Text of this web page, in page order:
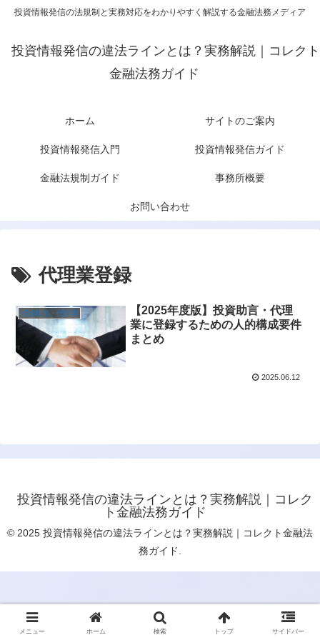
投資情報発信の法規制と実務対応をわかりやすく解説する金融法務メディア
投資情報発信の違法ラインとは？実務解説｜コレクト
金融法務ガイド
ホーム サイトのご案内
投資情報発信入門 投資情報発信ガイド
金融法規制ガイド 事務所概要
お問い合わせ
代理業登録
投資助言・代理業
【2025年度版】投資助言・代理
業に登録するための人的構成要件
まとめ
2025.06.12
投資情報発信の違法ラインとは？実務解説｜コレク
ト金融法務ガイド
© 2025 投資情報発信の違法ラインとは？実務解説｜コレクト金融法
務ガイド.
メニュー ホーム 検索 トップ サイドバー